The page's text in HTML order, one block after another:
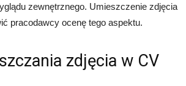
zewnętrznego. Umieszczenie zdjęcia
pracodawcy ocenę tego aspektu.
zdjęcia w CV